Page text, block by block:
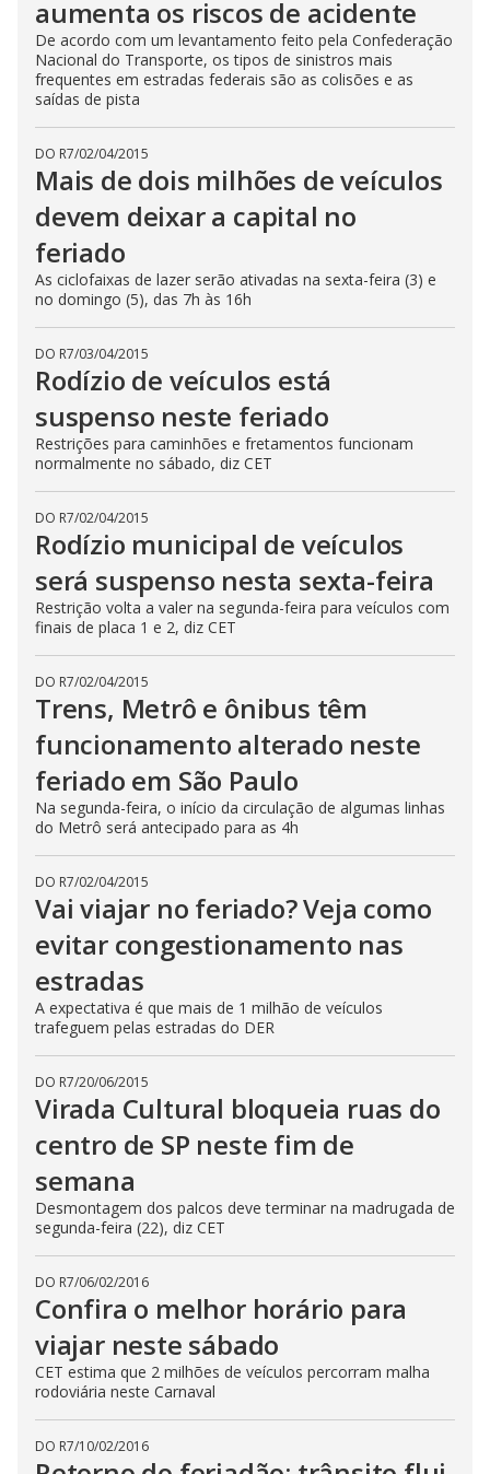
aumenta os riscos de acidente
De acordo com um levantamento feito pela Confederação
Nacional do Transporte, os tipos de sinistros mais
frequentes em estradas federais são as colisões e as
saídas de pista
DO R7/02/04/2015
Mais de dois milhões de veículos
devem deixar a capital no
feriado
As ciclofaixas de lazer serão ativadas na sexta-feira (3) e
no domingo (5), das 7h às 16h
DO R7/03/04/2015
Rodízio de veículos está
suspenso neste feriado
Restrições para caminhões e fretamentos funcionam
normalmente no sábado, diz CET
DO R7/02/04/2015
Rodízio municipal de veículos
será suspenso nesta sexta-feira
Restrição volta a valer na segunda-feira para veículos com
finais de placa 1 e 2, diz CET
DO R7/02/04/2015
Trens, Metrô e ônibus têm
funcionamento alterado neste
feriado em São Paulo
Na segunda-feira, o início da circulação de algumas linhas
do Metrô será antecipado para as 4h
DO R7/02/04/2015
Vai viajar no feriado? Veja como
evitar congestionamento nas
estradas
A expectativa é que mais de 1 milhão de veículos
trafeguem pelas estradas do DER
DO R7/20/06/2015
Virada Cultural bloqueia ruas do
centro de SP neste fim de
semana
Desmontagem dos palcos deve terminar na madrugada de
segunda-feira (22), diz CET
DO R7/06/02/2016
Confira o melhor horário para
viajar neste sábado
CET estima que 2 milhões de veículos percorram malha
rodoviária neste Carnaval
DO R7/10/02/2016